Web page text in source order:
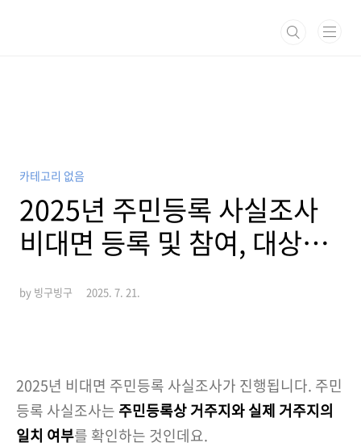
카테고리 없음
2025년 주민등록 사실조사
비대면 등록 및 참여, 대상자
by 빙구빙구 2025. 7. 21.
2025년 비대면 주민등록 사실조사가 진행됩니다. 주민
등록 사실조사는 주민등록상 거주지와 실제 거주지의
일치 여부를 확인하는 것인데요.